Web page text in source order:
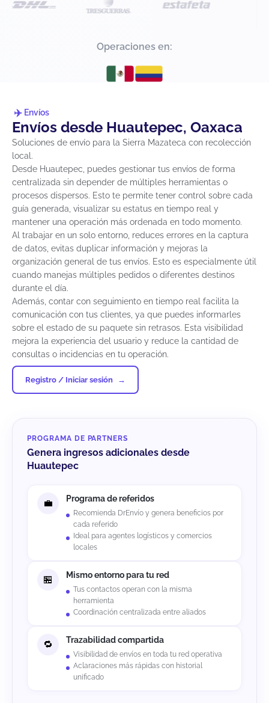
Operaciones en:
Envíos
Envíos desde Huautepec, Oaxaca
Soluciones de envío para la Sierra Mazateca con recolección
local.
Desde Huautepec, puedes gestionar tus envíos de forma
centralizada sin depender de múltiples herramientas o
procesos dispersos. Esto te permite tener control sobre cada
guía generada, visualizar su estatus en tiempo real y
mantener una operación más ordenada en todo momento.
Al trabajar en un solo entorno, reduces errores en la captura
de datos, evitas duplicar información y mejoras la
organización general de tus envíos. Esto es especialmente útil
cuando manejas múltiples pedidos o diferentes destinos
durante el día.
Además, contar con seguimiento en tiempo real facilita la
comunicación con tus clientes, ya que puedes informarles
sobre el estado de su paquete sin retrasos. Esta visibilidad
mejora la experiencia del usuario y reduce la cantidad de
consultas o incidencias en tu operación.
Registro / Iniciar sesión
PROGRAMA DE PARTNERS
Genera ingresos adicionales desde
Huautepec
Programa de referidos
Recomienda DrEnvío y genera beneficios por
cada referido
Ideal para agentes logísticos y comercios
locales
Mismo entorno para tu red
Tus contactos operan con la misma
herramienta
Coordinación centralizada entre aliados
Trazabilidad compartida
Visibilidad de envíos en toda tu red operativa
Aclaraciones más rápidas con historial
unificado